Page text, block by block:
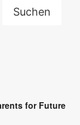
Suchen
for Future